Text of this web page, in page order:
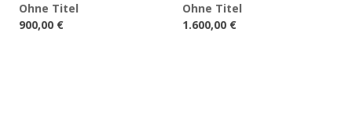
Ohne Titel
900,00 €
Ohne Titel
1.600,00 €